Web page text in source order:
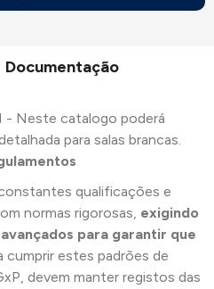
Documentação
- Neste catalogo poderá
para salas brancas.
qualificações e
normas rigorosas, exigindo
para garantir que
cumprir estes padrões de
devem manter registos das